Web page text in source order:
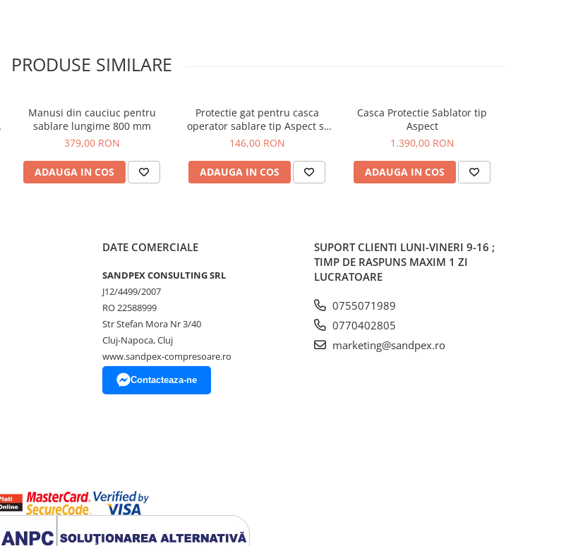
PRODUSE SIMILARE
Manusi din cauciuc pentru
sablare lungime 800 mm
379,00 RON
ADAUGA IN COS
Protectie gat pentru casca
operator sablare tip Aspect si
Confort
146,00 RON
ADAUGA IN COS
Casca Protectie Sablator tip
Aspect
1.390,00 RON
ADAUGA IN COS
DATE COMERCIALE
SANDPEX CONSULTING SRL
J12/4499/2007
RO 22588999
Str Stefan Mora Nr 3/40
Cluj-Napoca, Cluj
www.sandpex-compresoare.ro
Contacteaza-ne
SUPORT CLIENTI LUNI-VINERI 9-16 ;
TIMP DE RASPUNS MAXIM 1 ZI
LUCRATOARE
0755071989
0770402805
marketing@sandpex.ro